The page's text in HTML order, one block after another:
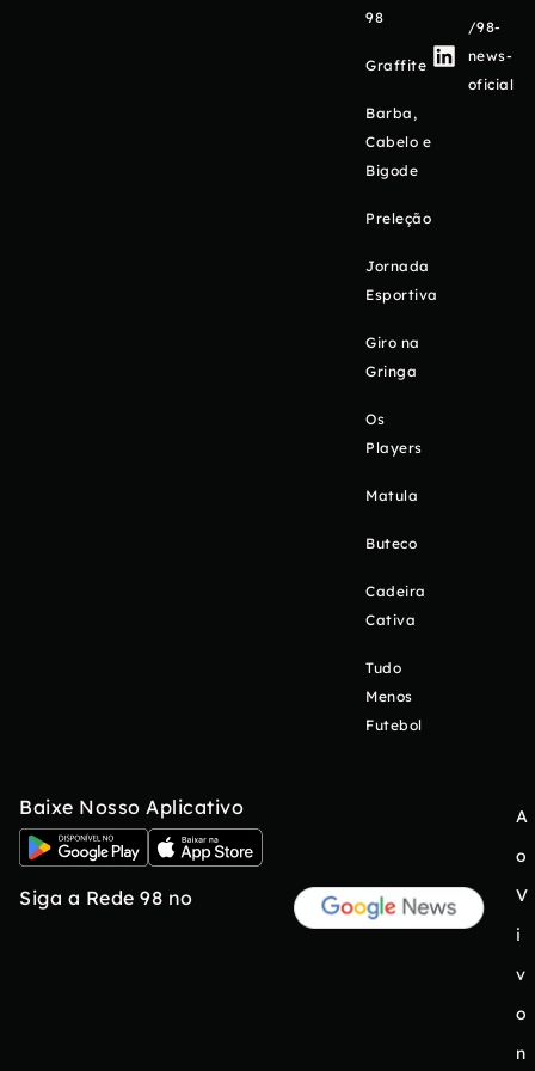
98
Graffite
Barba,
Cabelo e
Bigode
Preleção
Jornada
Esportiva
Giro na
Gringa
Os
Players
Matula
Buteco
Cadeira
Cativa
Tudo
Menos
Futebol
/98-
news-
oficial
Baixe Nosso Aplicativo
Siga a Rede 98 no
A
o
V
i
v
o
n